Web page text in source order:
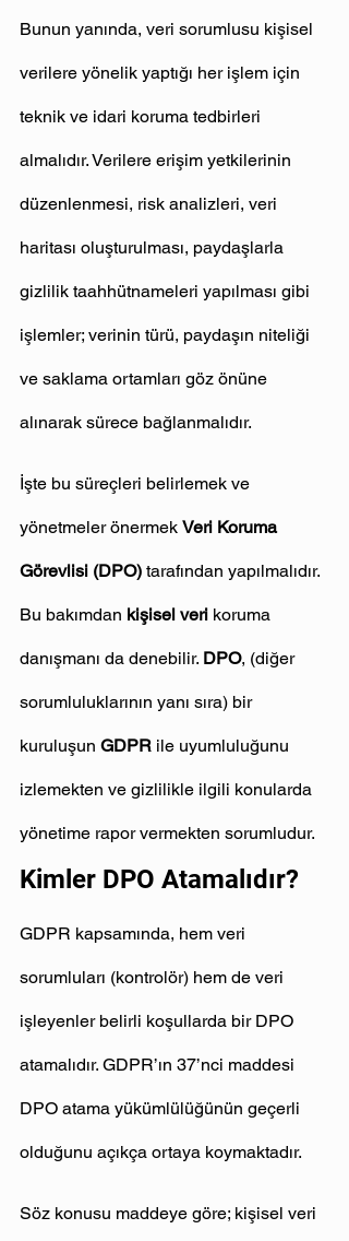
Bunun yanında, veri sorumlusu kişisel
verilere yönelik yaptığı her işlem için
teknik ve idari koruma tedbirleri
almalıdır. Verilere erişim yetkilerinin
düzenlenmesi, risk analizleri, veri
haritası oluşturulması, paydaşlarla
gizlilik taahhütnameleri yapılması gibi
işlemler; verinin türü, paydaşın niteliği
ve saklama ortamları göz önüne
alınarak sürece bağlanmalıdır.
İşte bu süreçleri belirlemek ve
yönetmeler önermek Veri Koruma
Görevlisi (DPO) tarafından yapılmalıdır.
Bu bakımdan kişisel veri koruma
danışmanı da denebilir. DPO, (diğer
sorumluluklarının yanı sıra) bir
kuruluşun GDPR ile uyumluluğunu
izlemekten ve gizlilikle ilgili konularda
yönetime rapor vermekten sorumludur.
Kimler DPO Atamalıdır?
GDPR kapsamında, hem veri
sorumluları (kontrolör) hem de veri
işleyenler belirli koşullarda bir DPO
atamalıdır. GDPR’ın 37’nci maddesi
DPO atama yükümlülüğünün geçerli
olduğunu açıkça ortaya koymaktadır.
Söz konusu maddeye göre; kişisel veri